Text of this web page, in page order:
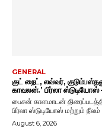
GENERAL
குட் நைட், லவ்வர்,
காவலன்.’ பிர்லா ஸ்டுடியோஸ்
பைசன் காளமாடன்
பிர்லா ஸ்டுடியோஸ் மற்றும்
August 6, 2026